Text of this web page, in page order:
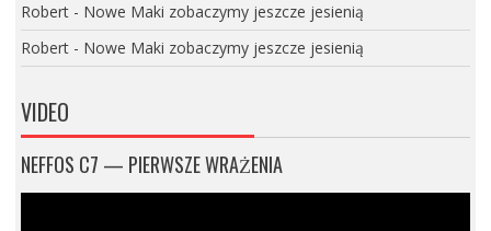
Robert- Nowe Maki zobaczymy jeszcze jesienią
Robert- Nowe Maki zobaczymy jeszcze jesienią
VIDEO
NEFFOS C7 — PIERWSZE WRAŻENIA